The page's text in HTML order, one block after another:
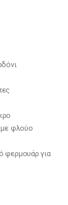
με φλούο
φερμουάρ για